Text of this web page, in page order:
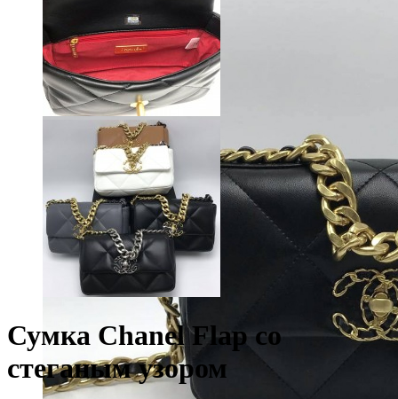
Сумка Chanel Flap со
стеганым узором